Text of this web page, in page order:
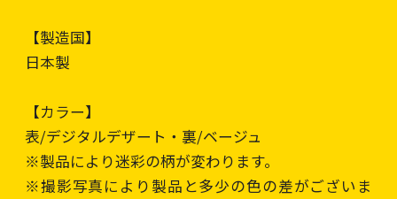
【製造国】
日本製
【カラー】
表/デジタルデザート・裏/ベージュ
※製品により迷彩の柄が変わります。
※撮影写真により製品と多少の色の差がございま